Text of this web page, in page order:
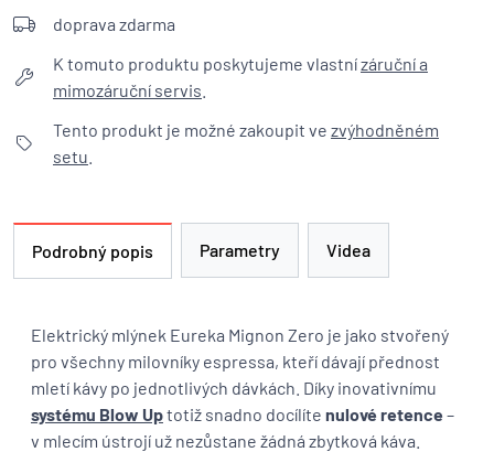
doprava zdarma
K tomuto produktu poskytujeme vlastnízáruční a
mimozáruční servis
Tento produkt je možné zakoupit ve zvýhodněném
setu
Podrobný popis Parametry Videa
Elektrický mlýnek Eureka Mignon Zero je jako stvořený
pro všechny milovníky espressa, kteří dávají přednost
mletí kávy po jednotlivých dávkách. Díky inovativnímu
systému Blow Uptotiž snadno docílíte nulové retence –
v mlecím ústrojí už nezůstane žádná zbytková káva.